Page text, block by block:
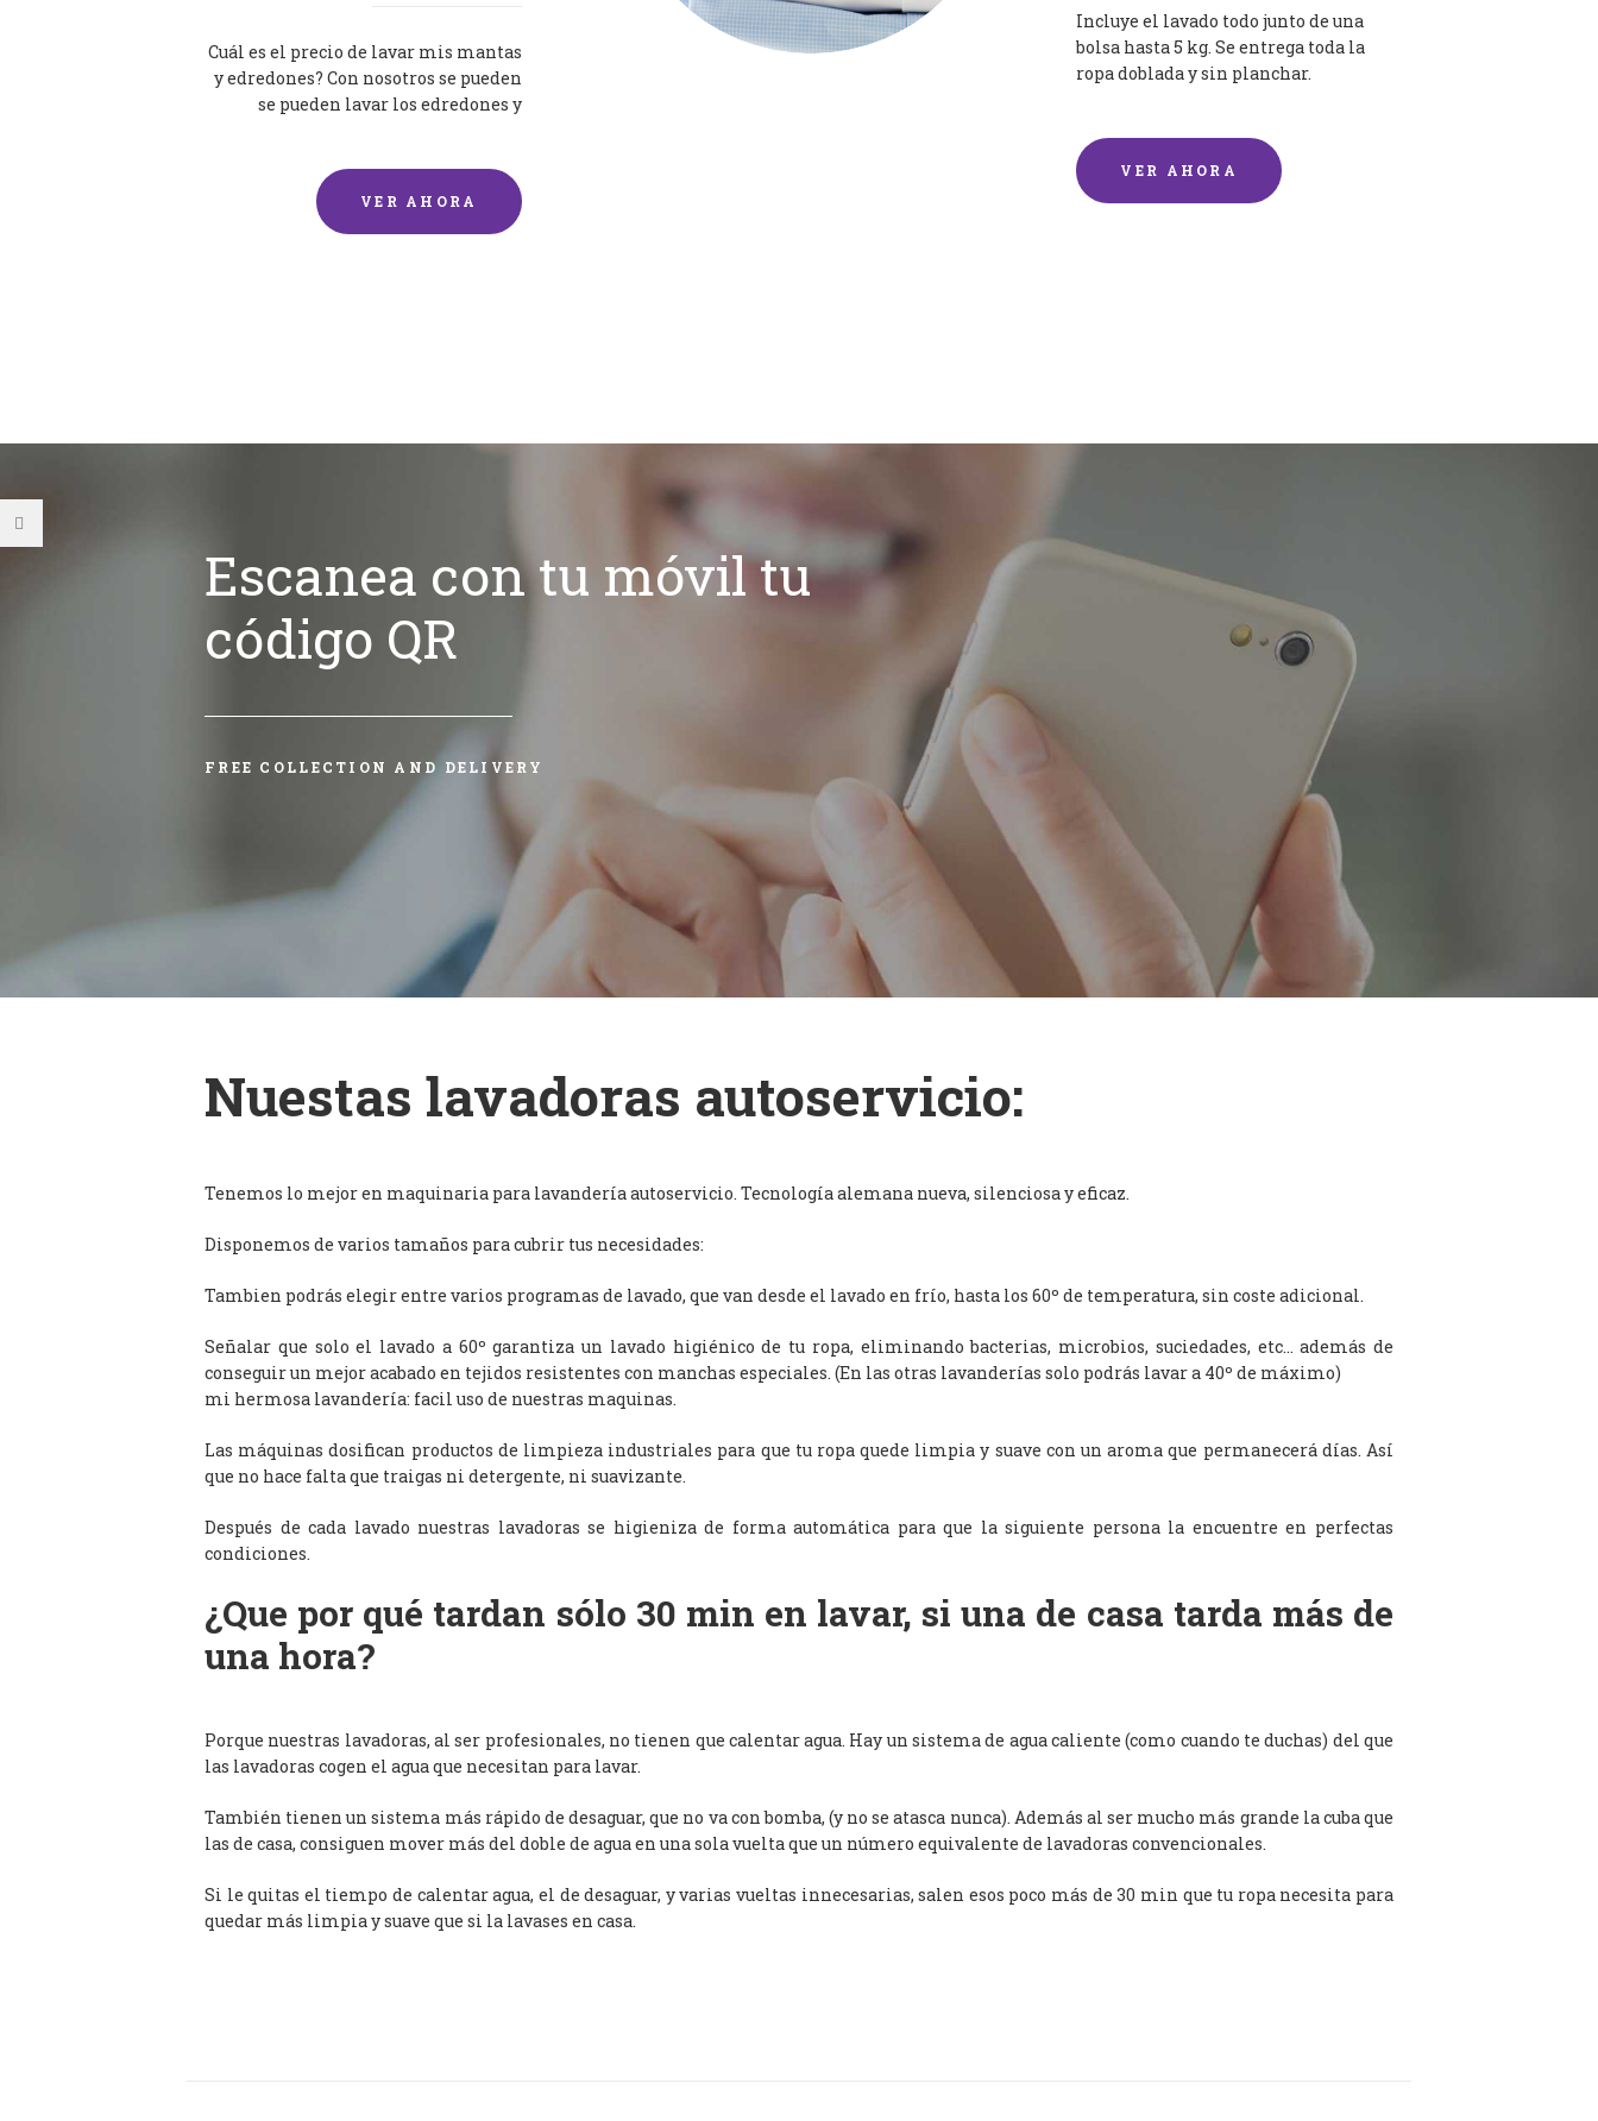
Cuál es el precio de lavar mis mantas
y edredones? Con nosotros se pueden
se pueden lavar los edredones y
VER AHORA
Incluye el lavado todo junto de una
bolsa hasta 5 kg. Se entrega toda la
ropa doblada y sin planchar.
VER AHORA
Escanea con tu móvil tu
código QR
FREE COLLECTION AND DELIVERY
Nuestas lavadoras autoservicio:
Tenemos lo mejor en maquinaria para lavandería autoservicio. Tecnología alemana nueva, silenciosa y eficaz.
Disponemos de varios tamaños para cubrir tus necesidades:
Tambien podrás elegir entre varios programas de lavado, que van desde el lavado en frío, hasta los 60º de temperatura, sin coste adicional.
Señalar que solo el lavado a 60º garantiza un lavado higiénico de tu ropa, eliminando bacterias, microbios, suciedades, etc… además de
conseguir un mejor acabado en tejidos resistentes con manchas especiales. (En las otras lavanderías solo podrás lavar a 40º de máximo)
mi hermosa lavandería: facil uso de nuestras maquinas.
Las máquinas dosifican productos de limpieza industriales para que tu ropa quede limpia y suave con un aroma que permanecerá días. Así
que no hace falta que traigas ni detergente, ni suavizante.
Después de cada lavado nuestras lavadoras se higieniza de forma automática para que la siguiente persona la encuentre en perfectas
condiciones.
¿Que por qué tardan sólo 30 min en lavar, si una de casa tarda más de
una hora?
Porque nuestras lavadoras, al ser profesionales, no tienen que calentar agua. Hay un sistema de agua caliente (como cuando te duchas) del que
las lavadoras cogen el agua que necesitan para lavar.
También tienen un sistema más rápido de desaguar, que no va con bomba, (y no se atasca nunca). Además al ser mucho más grande la cuba que
las de casa, consiguen mover más del doble de agua en una sola vuelta que un número equivalente de lavadoras convencionales.
Si le quitas el tiempo de calentar agua, el de desaguar, y varias vueltas innecesarias, salen esos poco más de 30 min que tu ropa necesita para
quedar más limpia y suave que si la lavases en casa.